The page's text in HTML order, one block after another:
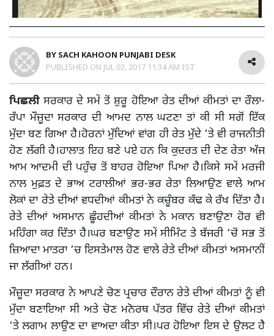
BY SACH KAHOON PUNJABI DESK
PUBLISHED ON JUL 02, 2017 11:34 AM IST
ਪਿਛਲੀ ਸਰਕਾਰ ਦੇ ਸਮੇਂ ਤੋਂ ਸ਼ੁਰੂ ਹੋਇਆ ਰੇਤ ਦੀਆਂ ਕੀਮਤਾਂ ਦਾ ਰੌਲਾ-
ਰੱਪਾ ਮੌਜ਼ੂਦਾ ਸਰਕਾਰ ਦੀ ਆਮਦ ਨਾਲ ਘਟਣਾ ਤਾਂ ਕੀ ਸੀ ਸਗੋਂ ਇੱਕ
ਮੁੱਦਾ ਬਣ ਗਿਆ ਹੈ।ਹੋਰਨਾਂ ਮੁੱਦਿਆਂ ਵਾਂਗ ਹੀ ਰੇਤ ਮੁੱਦੇ ‘ਤੇ ਵੀ ਰਾਜਨੀਤੀ
ਹੋਣ ਲੱਗੀ ਹੈ।ਹਾਲਾਤ ਇਹ ਬਣੇ ਪਏ ਹਨ ਕਿ ਕੁਦਰਤ ਦੀ ਦੇਣ ਰੇਤਾ ਅੱਜ
ਆਮ ਆਦਮੀ ਦੀ ਪਹੁੰਚ ਤੋਂ ਬਾਹਰ ਹੋਇਆ ਪਿਆ ਹੈ।ਕਿਸੇ ਸਮੇਂ ਮਰਜੀ
ਨਾਲ ਮੁਫ਼ਤ ਦੇ ਭਾਅ ਟਰਾਲੀਆਂ ਭਰ-ਭਰ ਰੇਤਾ ਲਿਆਉਣ ਵਾਲੇ ਆਮ
ਲੋਕਾਂ ਦਾ ਰੇਤੇ ਦੀਆਂ ਵਧਦੀਆਂ ਕੀਮਤਾਂ ਨੇ ਕਚੂੰਬਰ ਕੱਢ ਕੇ ਰੱਖ ਦਿੱਤਾ ਹੈ।
ਰੇਤੇ ਦੀਆਂ ਅਸਮਾਨ ਛੂੰਹਦੀਆਂ ਕੀਮਤਾਂ ਨੇ ਮਕਾਨ ਬਣਾਉਣਾ ਹੋਰ ਵੀ
ਮਹਿੰਗਾ ਕਰ ਦਿੱਤਾ ਹੈ।ਘਰ ਬਣਾਉਣ ਸਮੇਂ ਸੀਮਿੰਟ ਤੇ ਬੱਜਰੀ ‘ਚੋਂ ਸਭ ਤੋਂ
ਜ਼ਿਆਦਾ ਮਾਤਰਾ ‘ਚ ਇਸਤੇਮਾਲ ਹੋਣ ਵਾਲੇ ਰੇਤੇ ਦੀਆਂ ਕੀਮਤਾਂ ਅਸਮਾਨੀਂ
ਜਾ ਲੱਗੀਆਂ ਹਨ।
ਮੌਜ਼ੂਦਾ ਸਰਕਾਰ ਨੇ ਆਪਣੇ ਚੋਣ ਪ੍ਰਚਾਰ ਦੌਰਾਨ ਰੇਤੇ ਦੀਆਂ ਕੀਮਤਾਂ ਨੂੰ ਵੀ
ਮੁੱਦਾ ਬਣਾਇਆ ਸੀ ਅਤੇ ਚੋਣ ਮਨੋਰਥ ਪੱਤਰ ਵਿੱਚ ਰੇਤੇ ਦੀਆਂ ਕੀਮਤਾਂ
‘ਤੇ ਲਗਾਮ ਲਾਉਣ ਦਾ ਵਾਅਦਾ ਕੀਤਾ ਸੀ।ਪਰ ਹੋਇਆ ਇਸ ਦੇ ਉਲਟ ਹੈ